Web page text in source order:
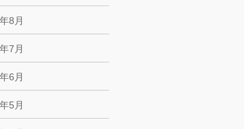
8月
7月
6月
5月